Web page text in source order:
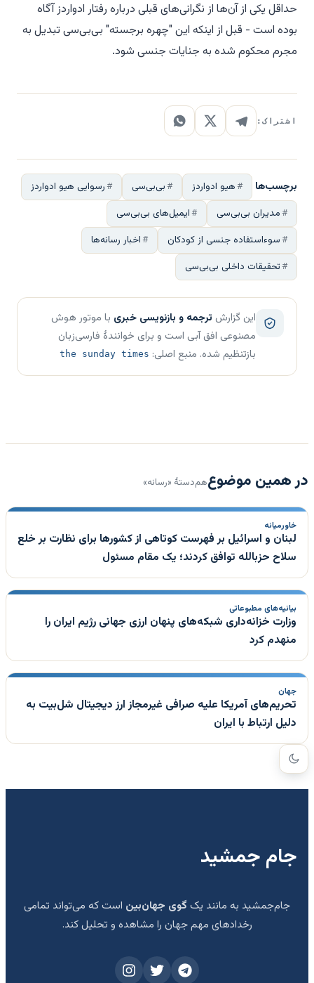
حداقل یکی از آن‌ها از نگرانی‌های قبلی درباره رفتار ادواردز آگاه
بوده است - قبل از اینکه این "چهره برجسته" بی‌بی‌سی تبدیل به
مجرم محکوم شده به جنایات جنسی شود.
اشتراک:
برچسب‌ها هیو ادواردز بی‌بی‌سی
رسوایی هیو ادواردز
مدیران بی‌بی‌سی
ایمیل‌های بی‌بی‌سی
سوءاستفاده جنسی از کودکان
اخبار رسانه‌ها
تحقیقات داخلی بی‌بی‌سی
این گزارش ترجمه و بازنویسی خبری با موتور هوش
مصنوعی افق آبی است و برای خوانندهٔ فارسی‌زبان
بازتنظیم شده. منبع اصلی: the sunday times
در همین موضوعهم‌دستهٔ «رسانه»
خاورمیانه
لبنان و اسرائیل بر فهرست کوتاهی از کشورها برای نظارت بر خلع
سلاح حزبالله توافق کردند؛ یک مقام مسئول
بیانیه‌های مطبوعاتی
وزارت خزانه‌داری شبکه‌های پنهان ارزی جهانی رژیم ایران را
منهدم کرد
جهان
تحریم‌های آمریکا علیه صرافی غیرمجاز ارز دیجیتال شل‌بیت به
دلیل ارتباط با ایران
جام جمشید
جام‌جمشید به مانند یک گوی جهان‌بین است که می‌تواند تمامی
رخدادهای مهم جهان را مشاهده و تحلیل کند.